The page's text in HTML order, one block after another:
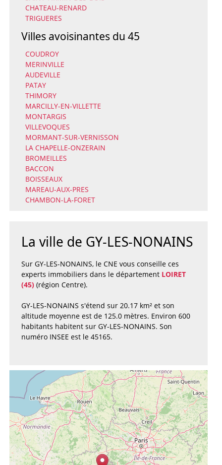
CHATEAU-RENARD
TRIGUERES
Villes avoisinantes du 45
COUDROY
MERINVILLE
AUDEVILLE
PATAY
THIMORY
MARCILLY-EN-VILLETTE
MONTARGIS
VILLEVOQUES
MORMANT-SUR-VERNISSON
LA CHAPELLE-ONZERAIN
BROMEILLES
BACCON
BOISSEAUX
MAREAU-AUX-PRES
CHAMBON-LA-FORET
La ville de GY-LES-NONAINS
Sur GY-LES-NONAINS, le CNE vous conseille ces
experts immobiliers dans le département LOIRET
(45)(région Centre).
GY-LES-NONAINS s'étend sur 20.17 km² et son
altitude moyenne est de 125.0 mètres. Environ 600
habitants habitent sur GY-LES-NONAINS. Son
numéro INSEE est le 45165.